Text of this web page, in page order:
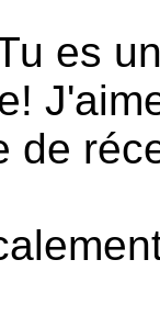
es
de